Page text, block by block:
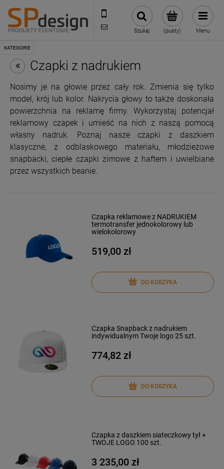
221002030
sklep@reklamydrukarnia.pl
(pusty)
Szukaj Menu
Czapki z nadrukiem
Nosimy je na głowie przez cały rok. Zmienia się tylko
model, krój lub kolor. Nakrycia głowy to także doskonała
powierzchnia na reklamę firmy. Wykorzystaj potencjał
reklamowy czapek i umieść na nich z naszą pomocą
własny nadruk. Poznaj nasze czapki z daszkiem
klasyczne, z odblaskowego materiału, młodzieżowe
snapbacki, ciepłe czapki zimowe z haftem i uwielbiane
przez wszystkich beanie.
Czapka reklamowe z NADRUKIEM
termotransfer jednokolorowy lub
wielokolorowy
519,00 zł
DO KOSZYKA
Czapka Snapback z nadrukiem
indywidualnym Twoje logo 25 szt.
774,82 zł
DO KOSZYKA
Czapka z daszkiem siateczkowy tył +
TWOJE LOGO 100 szt.
3 235,00 zł